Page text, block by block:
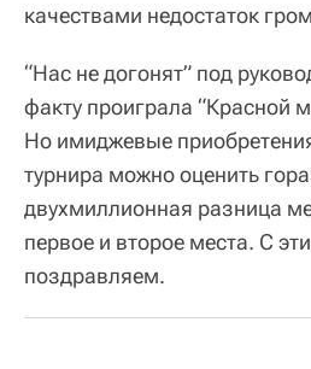
качествами недостаток
“Нас не догонят” под
факту проиграла “Красной
Но имиджевые
турнира можно оценить
двухмиллионная разница
первое и второе места. С
поздравляем.